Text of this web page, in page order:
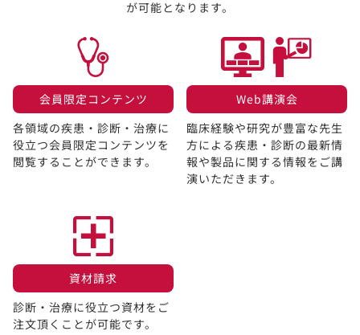
が可能となります。
会員限定コンテンツ​
各領域の疾患・診断・治療に
役立つ会員限定コンテンツを
閲覧することができます。​
Web講演会​
臨床経験や研究が豊富な先生
方による疾患・診断の最新情
報や製品に関する情報をご講
演いただきます。
資材請求​
診断・治療に役立つ資材をご
注文頂くことが可能です。